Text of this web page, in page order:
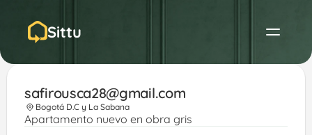
Sittu
safirousca28@gmail.com
Bogotá D.C y La Sabana
Apartamento nuevo en obra gris